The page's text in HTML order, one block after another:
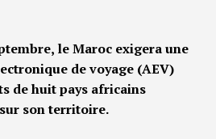
le Maroc exigera une
de voyage (AEV)
de huit pays africains
son territoire.